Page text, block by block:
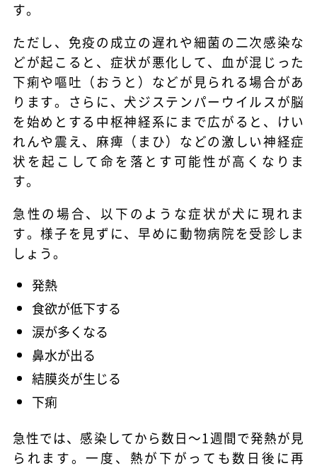
す。
ただし、免疫の成立の遅れや細菌の二次感染な
どが起こると、症状が悪化して、血が混じった
下痢や嘔吐（おうと）などが見られる場合があ
ります。さらに、犬ジステンパーウイルスが脳
を始めとする中枢神経系にまで広がると、けい
れんや震え、麻痺（まひ）などの激しい神経症
状を起こして命を落とす可能性が高くなりま
す。
急性の場合、以下のような症状が犬に現れま
す。様子を見ずに、早めに動物病院を受診しま
しょう。
発熱
食欲が低下する
涙が多くなる
鼻水が出る
結膜炎が生じる
下痢
急性では、感染してから数日～1週間で発熱が見
られます。一度、熱が下がっても数日後に再